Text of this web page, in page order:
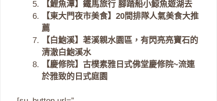
【鯉魚潭】鐵馬旅行 腳踏船小鯨魚遊湖去
【東大門夜市美食】20間排隊人氣美食大推
薦
【白鮑溪】荖溪親水園區，有閃亮亮寶石的
清澈白鮑溪水
【慶修院】古樸素雅日式佛堂慶修院~流連
於雅致的日式庭園